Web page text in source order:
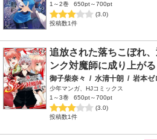
1～2巻
650pt～700pt
(3.0)
投稿数1件
追放された落ちこぼれ
ンク対魔師に成り上がる
御子柴奈々 / 水清十朗 / 岩本ゼ
少年マンガ、HJコミックス
1～3巻
650pt～700pt
(3.0)
投稿数1件